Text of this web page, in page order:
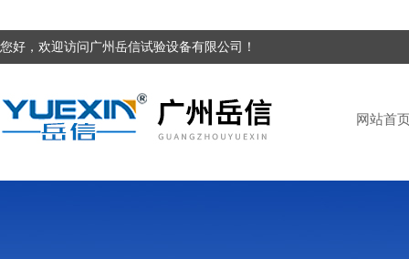
您好，欢迎访问广州岳信试验设备有限公司！
网站首